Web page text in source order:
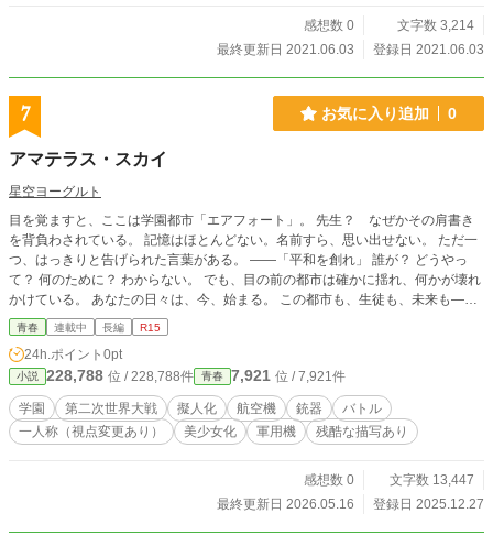
感想数 0
文字数 3,214
最終更新日 2021.06.03
登録日 2021.06.03
7 お気に入り追加 0
アマテラス・スカイ
星空ヨーグルト
目を覚ますと、ここは学園都市「エアフォート」。 先生？ なぜかその肩書き
を背負わされている。 記憶はほとんどない。名前すら、思い出せない。 ただ一
つ、はっきりと告げられた言葉がある。 ――「平和を創れ」 誰が？ どうやっ
て？ 何のために？ わからない。 でも、目の前の都市は確かに揺れ、何かが壊れ
かけている。 あなたの日々は、今、始まる。 この都市も、生徒も、未来も――
すべて、あなたの手の中に。
青春 連載中 長編 R15
24h.ポイント 0pt
小説 228,788 位 / 228,788件 青春 7,921 位 / 7,921件
学園 第二次世界大戦 擬人化 航空機 銃器
バトル
一人称（視点変更あり）
美少女化 軍用機 残酷な描写あり
感想数 0
文字数 13,447
最終更新日 2026.05.16
登録日 2025.12.27